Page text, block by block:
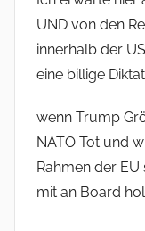
UND von den
innerhalb der
eine billige
wenn Trump
NATO Tot und
Rahmen der
mit an Board